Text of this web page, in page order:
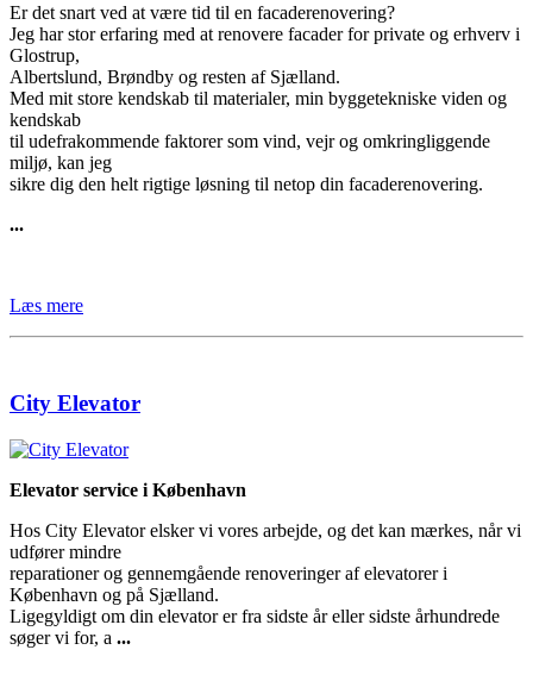
Er det snart ved at være tid til en facaderenovering?
Jeg har stor erfaring med at renovere facader for private og erhverv i
Glostrup,
Albertslund, Brøndby og resten af Sjælland.
Med mit store kendskab til materialer, min byggetekniske viden og
kendskab
til udefrakommende faktorer som vind, vejr og omkringliggende
miljø, kan jeg
sikre dig den helt rigtige løsning til netop din facaderenovering.
...
Læs mere
City Elevator
Elevator service i København
Hos City Elevator elsker vi vores arbejde, og det kan mærkes, når vi
udfører mindre
reparationer og gennemgående renoveringer af elevatorer i
København og på Sjælland.
Ligegyldigt om din elevator er fra sidste år eller sidste århundrede
søger vi for, a ...